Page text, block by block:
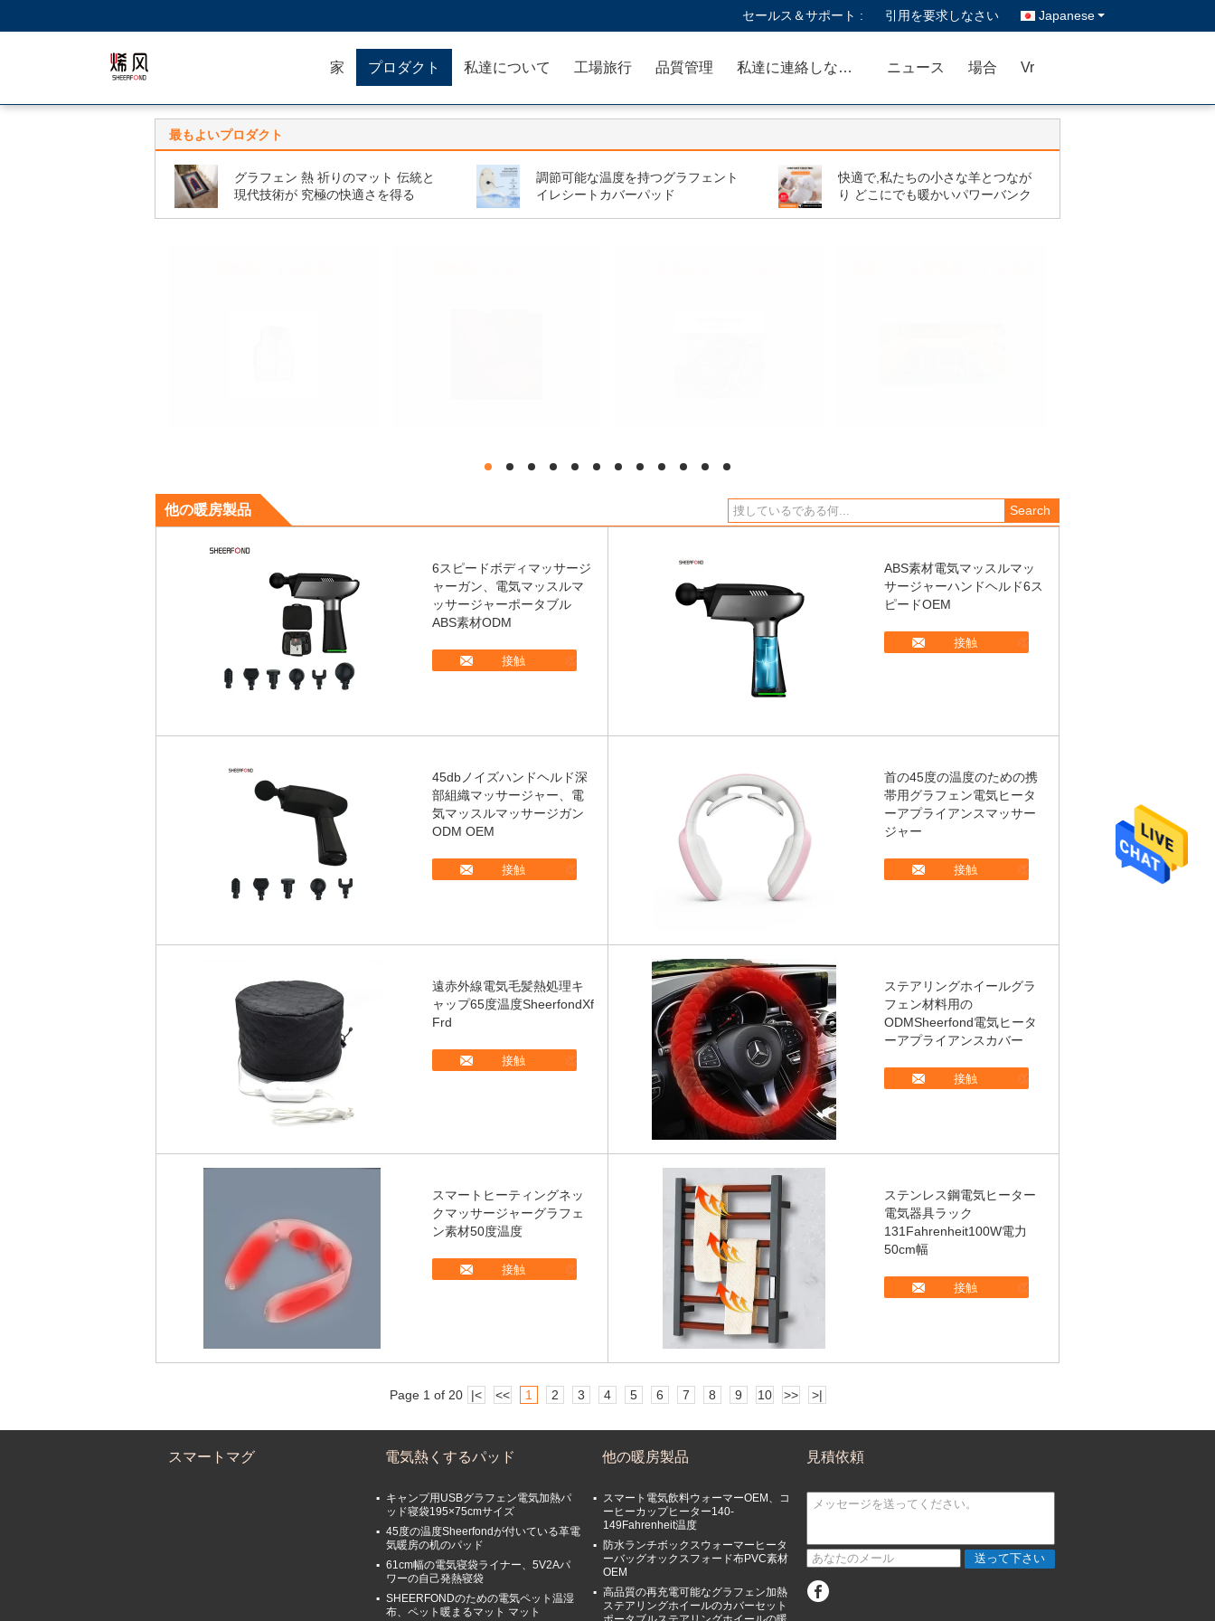
セールス＆サポート : 引用を要求しなさい Japanese
家 プロダクト 私達について 工場旅行 品質管理 私達に連絡しなさい ニュース 場合 Vr
最もよいプロダクト
グラフェン 熱 祈りのマット 伝統と
現代技術が 究極の快適さを得る
調節可能な温度を持つグラフェント
イレシートカバーパッド
快適で,私たちの小さな羊とつなが
り どこにでも暖かいパワーバンク
hd hd hd hd hd hd hd hd hd hd hd hd
他の暖房製品
6スピードボディマッサージ
ャーガン、電気マッスルマ
ッサージャーポータブル
ABS素材ODM
接触
ABS素材電気マッスルマッ
サージャーハンドヘルド6ス
ピードOEM
接触
45dbノイズハンドヘルド深
部組織マッサージャー、電
気マッスルマッサージガン
ODM OEM
接触
首の45度の温度のための携
帯用グラフェン電気ヒータ
ーアプライアンスマッサー
ジャー
接触
遠赤外線電気毛髪熱処理キ
ャップ65度温度SheerfondXf
Frd
接触
ステアリングホイールグラ
フェン材料用の
ODMSheerfond電気ヒータ
ーアプライアンスカバー
接触
スマートヒーティングネッ
クマッサージャーグラフェ
ン素材50度温度
接触
ステンレス鋼電気ヒーター
電気器具ラック
131Fahrenheit100W電力
50cm幅
接触
Page 1 of 20 |< << 1 2 3 4 5 6 7 8 9 10 >> >|
スマートマグ 電気熱くするパッド
キャンプ用USBグラフェン電気加熱パ
ッド寝袋195×75cmサイズ
45度の温度Sheerfondが付いている革電
気暖房の机のパッド
61cm幅の電気寝袋ライナー、5V2Aパ
ワーの自己発熱寝袋
SHEERFONDのための電気ペット温湿
布、ペット暖まるマット マット
他の暖房製品
スマート電気飲料ウォーマーOEM、コ
ーヒーカップヒーター140-
149Fahrenheit温度
防水ランチボックスウォーマーヒータ
ーバッグオックスフォード布PVC素材
OEM
高品質の再充電可能なグラフェン加熱
ステアリングホイールのカバーセット
見積依頼
送って下さい